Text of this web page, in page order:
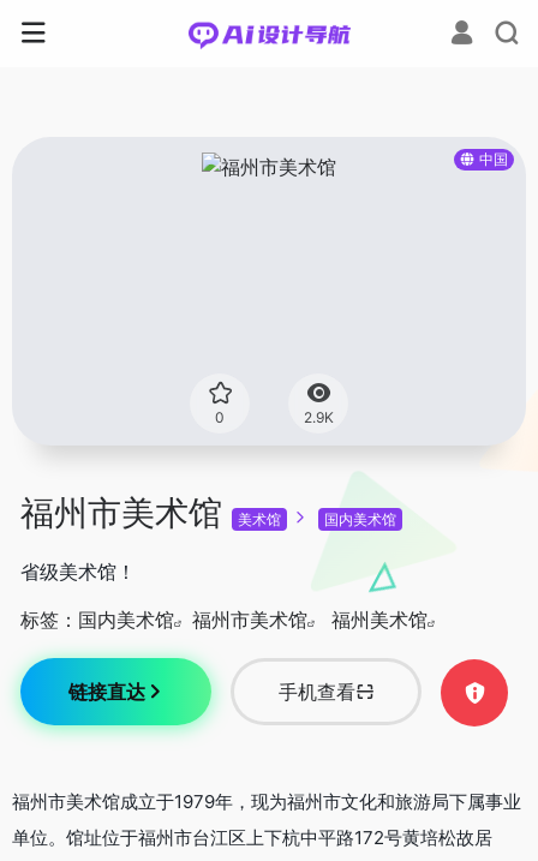
中国
0 2.9K
福州市美术馆 美术馆 国内美术馆
省级美术馆！
标签： 国内美术馆 福州市美术馆 福州美术馆
链接直达 手机查看
福州市美术馆成立于1979年，现为福州市文化和旅游局下属事业
单位。馆址位于福州市台江区上下杭中平路172号黄培松故居